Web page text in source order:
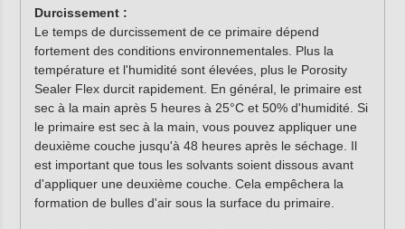
Durcissement :
Le temps de durcissement de ce primaire dépend
fortement des conditions environnementales. Plus la
température et l'humidité sont élevées, plus le Porosity
Sealer Flex durcit rapidement. En général, le primaire est
sec à la main après 5 heures à 25°C et 50% d'humidité. Si
le primaire est sec à la main, vous pouvez appliquer une
deuxième couche jusqu'à 48 heures après le séchage. Il
est important que tous les solvants soient dissous avant
d'appliquer une deuxième couche. Cela empêchera la
formation de bulles d'air sous la surface du primaire.